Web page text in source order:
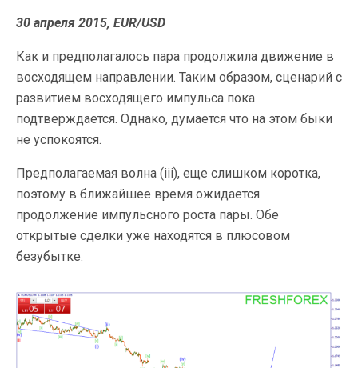
30 апреля 2015, EUR/USD
Как и предполагалось пара продолжила движение в
восходящем направлении. Таким образом, сценарий с
развитием восходящего импульса пока
подтверждается. Однако, думается что на этом быки
не успокоятся.
Предполагаемая волна (iii), еще слишком коротка,
поэтому в ближайшее время ожидается
продолжение импульсного роста пары. Обе
открытые сделки уже находятся в плюсовом
безубытке.